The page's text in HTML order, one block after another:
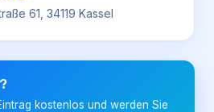
Login
61, 34119 Kassel
kostenlos und werden Sie